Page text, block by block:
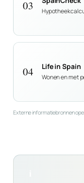
03
04 Life in Spain
Wonen en met
Externe informatiebronnen